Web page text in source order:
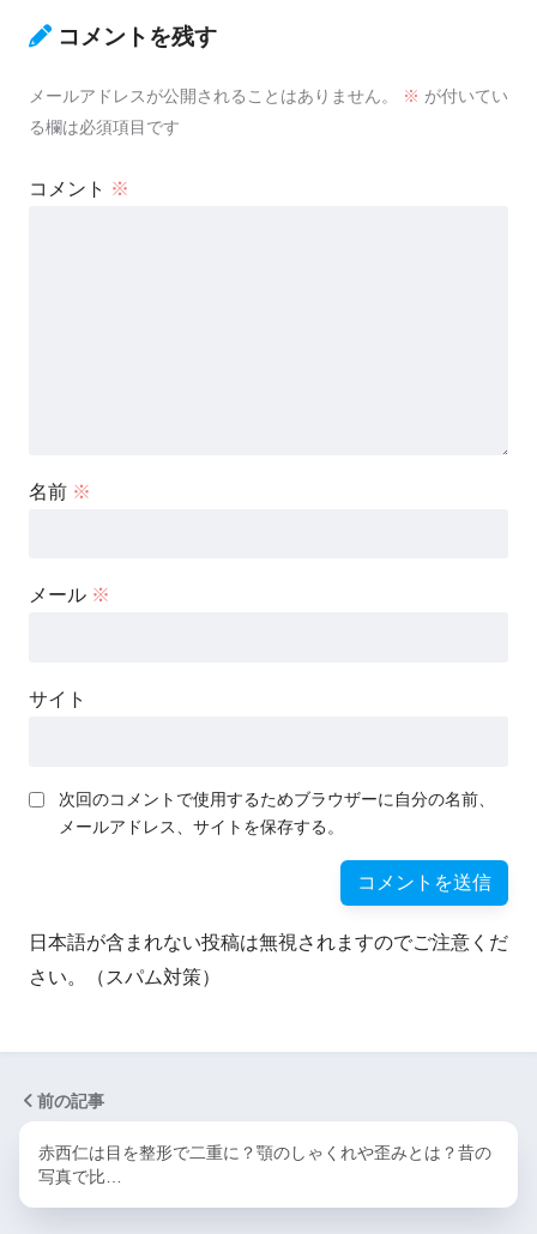
コメントを残す
メールアドレスが公開されることはありません。 ※ が付いてい
る欄は必須項目です
コメント ※
名前 ※
メール ※
サイト
次回のコメントで使用するためブラウザーに自分の名前、
メールアドレス、サイトを保存する。
日本語が含まれない投稿は無視されますのでご注意くだ
さい。（スパム対策）
前の記事
赤西仁は目を整形で二重に？顎のしゃくれや歪みとは？昔の
写真で比…